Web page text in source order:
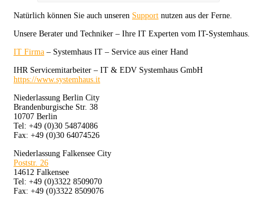
Natürlich können Sie auch unseren Support nutzen aus der Ferne.
Unsere Berater und Techniker – Ihre IT Experten vom IT-Systemhaus.
IT Firma – Systemhaus IT – Service aus einer Hand
IHR Servicemitarbeiter – IT & EDV Systemhaus GmbH
https://www.systemhaus.it
Niederlassung Berlin City
Brandenburgische Str. 38
10707 Berlin
Tel: +49 (0)30 54874086
Fax: +49 (0)30 64074526
Niederlassung Falkensee City
Poststr. 26
14612 Falkensee
Tel: +49 (0)3322 8509070
Fax: +49 (0)3322 8509076